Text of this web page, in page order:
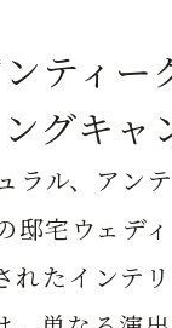
ティー
グキャ
ラル、アン
邸宅ウェデ
れたインテ